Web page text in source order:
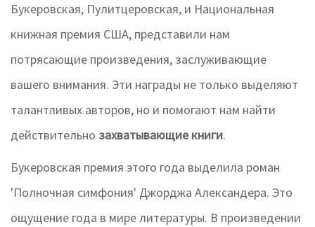
Букеровская, Пулитцеровская, и Национальная
книжная премия США, представили нам
потрясающие произведения, заслуживающие
вашего внимания. Эти награды не только выделяют
талантливых авторов, но и помогают нам найти
действительно захватывающие книги.
Букеровская премия этого года выделила роман
'Полночная симфония' Джорджа Александера. Это
ощущение года в мире литературы. В произведении